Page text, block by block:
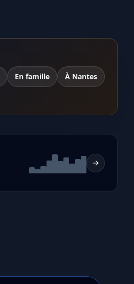
En famille À Nantes